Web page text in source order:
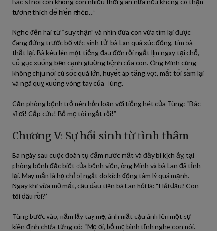
Bác sĩ nói con không còn nhiều thời gian nữa nếu không có thận
tương thích để hiến ghép…”
Nghe đến hai từ “suy thận” và nhìn đứa con vừa tìm lại được
đang đứng trước bờ vực sinh tử, bà Lan quá xúc động, tim bà
thắt lại. Bà kêu lên một tiếng đau đớn rồi ngất lịm ngay tại chỗ,
đổ gục xuống bên cạnh giường bệnh của con. Ông Minh cũng
không chịu nổi cú sốc quá lớn, huyết áp tăng vọt, mắt tối sầm lại
và ngã quỵ xuống vòng tay của Tùng.
Căn phòng bệnh trở nên hỗn loạn với tiếng hét của Tùng: “Bác
sĩ ơi! Cấp cứu! Bố mẹ tôi ngất rồi!”
Chương V: Sự hồi sinh từ tình thâm
Ba ngày sau cuộc đoàn tụ đẫm nước mắt và đầy bi kịch ấy, tại
phòng bệnh đặc biệt của bệnh viện, ông Minh và bà Lan đã tỉnh
lại. May mắn là họ chỉ bị ngất do kích động tâm lý quá mạnh.
Ngay khi vừa mở mắt, câu đầu tiên bà Lan hỏi là: “Hải đâu? Con
tôi đâu rồi?”
Tùng bước vào, nắm lấy tay mẹ, ánh mắt cậu ánh lên một sự
kiên định chưa từng có: “Mẹ ơi, bố mẹ bình tĩnh nghe con nói.